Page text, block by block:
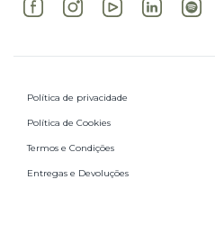
Política de privacidade
Política de Cookies
Termos e Condições
Entregas e Devoluções